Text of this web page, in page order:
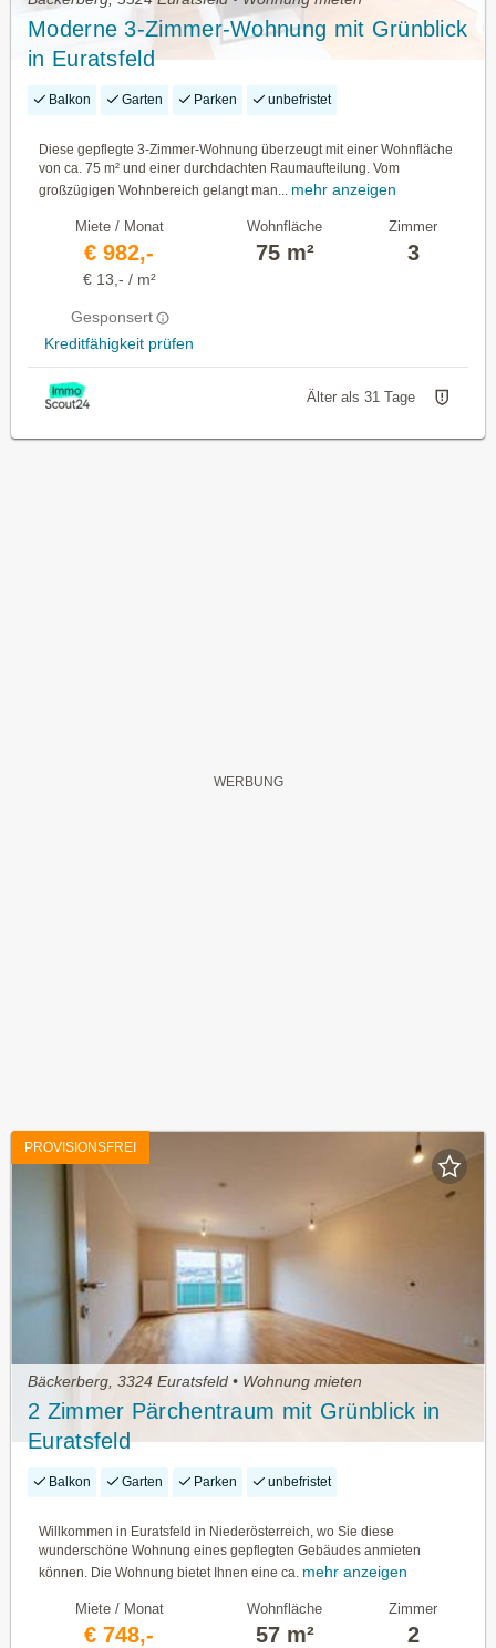
Moderne 3-Zimmer-Wohnung mit Grünblick
in Euratsfeld
Balkon Garten Parken unbefristet
Diese gepflegte 3-Zimmer-Wohnung überzeugt mit einer Wohnfläche
von ca. 75 m² und einer durchdachten Raumaufteilung. Vom
großzügigen Wohnbereich gelangt man... mehr anzeigen
Miete / Monat
€ 982,-
€ 13,- / m²
Gesponsert
Kreditfähigkeit prüfen
Wohnfläche
75 m²
Zimmer
3
Älter als 31 Tage
PROVISIONSFREI
Bäckerberg, 3324 Euratsfeld • Wohnung mieten
2 Zimmer Pärchentraum mit Grünblick in
Euratsfeld
Balkon Garten Parken unbefristet
Willkommen in Euratsfeld in Niederösterreich, wo Sie diese
wunderschöne Wohnung eines gepflegten Gebäudes anmieten
können. Die Wohnung bietet Ihnen eine ca. mehr anzeigen
Miete / Monat
€ 748,-
Wohnfläche
57 m²
Zimmer
2